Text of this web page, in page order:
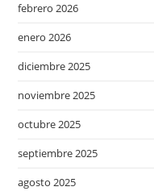
febrero 2026
enero 2026
diciembre 2025
noviembre 2025
octubre 2025
septiembre 2025
agosto 2025